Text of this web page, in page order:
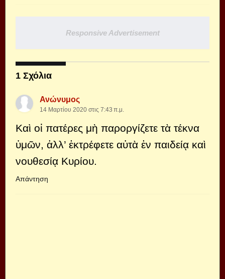
Responsive Advertisement
1 Σχόλια
Ανώνυμος
14 Μαρτίου 2020 στις 7:43 π.μ.
Καὶ οἱ πατέρες μὴ παροργίζετε τὰ τέκνα
ὑμῶν, ἀλλ’ ἐκτρέφετε αὐτὰ ἐν παιδείᾳ καὶ
νουθεσίᾳ Κυρίου.
Απάντηση